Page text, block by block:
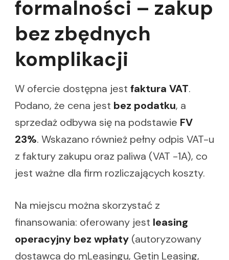
formalności – zakup
bez zbędnych
komplikacji
W ofercie dostępna jest faktura VAT.
Podano, że cena jest bez podatku, a
sprzedaż odbywa się na podstawie FV
23%. Wskazano również pełny odpis VAT-u
z faktury zakupu oraz paliwa (VAT -1A), co
jest ważne dla firm rozliczających koszty.
Na miejscu można skorzystać z
finansowania: oferowany jest leasing
operacyjny bez wpłaty (autoryzowany
dostawca do mLeasingu, Getin Leasing,